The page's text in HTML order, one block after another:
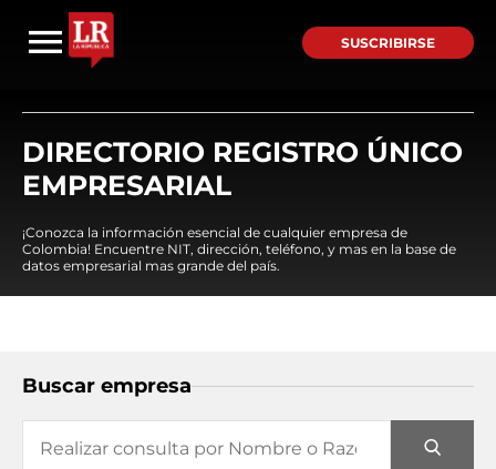
SUSCRIBIRSE
DIRECTORIO REGISTRO ÚNICO
EMPRESARIAL
¡Conozca la información esencial de cualquier empresa de
Colombia! Encuentre NIT, dirección, teléfono, y mas en la base de
datos empresarial mas grande del país.
Buscar empresa